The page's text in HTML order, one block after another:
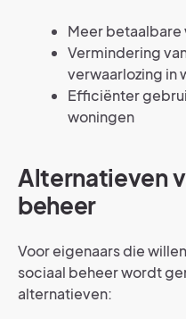
Meer
Vermindering
verwaarlozing in
Efficiënter
woningen
Alternatieven
beheer
Voor eigenaars die
sociaal beheer wordt
alternatieven: